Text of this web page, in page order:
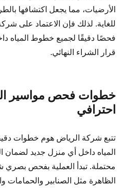
الأرضيات، مما يجعل اكتشافها
للغاية. لذلك فإن الاعتماد على
فحصًا دقيقًا لجميع خطوط المياه
قرار الشراء النهائي.
خطوات فحص مواسير
احترافي
تتبع شركة الرياض هوم خطوات
المياه داخل أي منزل جديد
محتملة. تبدأ العملية بفحص بصري
الظاهرة مثل الصنابير والحمامات